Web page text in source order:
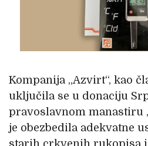
Kompanija „Azvirt“, kao
uključila se u donaciju
pravoslavnom manastiru
je obezbedila adekvatne
starih crkvenih rukopisa